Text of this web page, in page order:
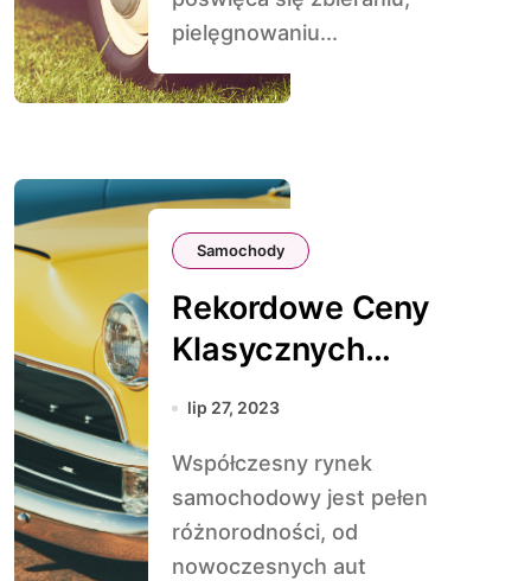
pielęgnowaniu...
Samochody
Rekordowe Ceny
Klasycznych
Samochodów:
Historią i
Rzadkością
lip 27, 2023
Współczesny rynek
samochodowy jest pełen
różnorodności, od
nowoczesnych aut